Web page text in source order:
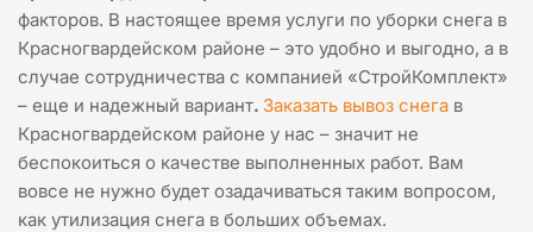
факторов. В настоящее время услуги по уборки снега в
Красногвардейском районе – это удобно и выгодно, а в
случае сотрудничества с компанией «СтройКомплект»
– еще и надежный вариант. Заказать вывоз снега в
Красногвардейском районе у нас – значит не
беспокоиться о качестве выполненных работ. Вам
вовсе не нужно будет озадачиваться таким вопросом,
как утилизация снега в больших объемах.